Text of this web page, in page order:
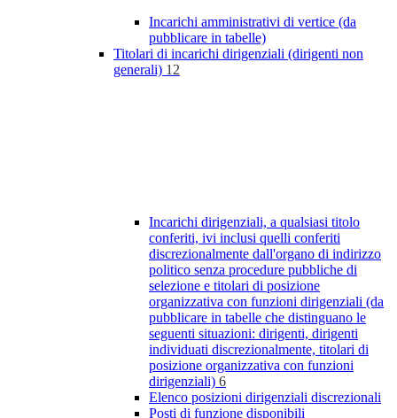
Incarichi amministrativi di vertice (da
pubblicare in tabelle)
Titolari di incarichi dirigenziali (dirigenti non
generali) 12
Incarichi dirigenziali, a qualsiasi titolo
conferiti, ivi inclusi quelli conferiti
discrezionalmente dall'organo di indirizzo
politico senza procedure pubbliche di
selezione e titolari di posizione
organizzativa con funzioni dirigenziali (da
pubblicare in tabelle che distinguano le
seguenti situazioni: dirigenti, dirigenti
individuati discrezionalmente, titolari di
posizione organizzativa con funzioni
dirigenziali) 6
Elenco posizioni dirigenziali discrezionali
Posti di funzione disponibili